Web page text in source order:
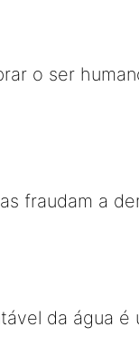
o ser
fraudam a
da água